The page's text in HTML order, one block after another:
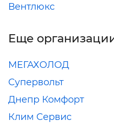
Вентлюкс
Еще
МЕГАХОЛОД
Супервольт
Днепр Комфорт
Клим Сервис